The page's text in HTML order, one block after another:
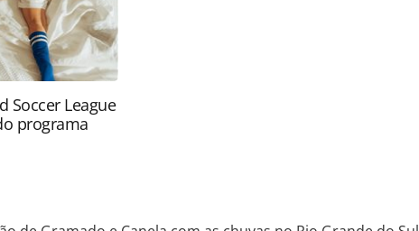
Soccer League
programa